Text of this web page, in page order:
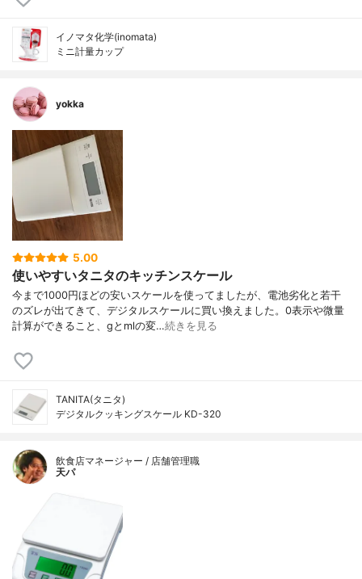
イノマタ化学(inomata)
ミニ計量カップ
yokka
5.00
使いやすいタニタのキッチンスケール
今まで1000円ほどの安いスケールを使ってましたが、電池劣化と若干
のズレが出てきて、デジタルスケールに買い換えました。0表示や微量
計算ができること、gとmlの変…続きを見る
TANITA(タニタ)
デジタルクッキングスケール KD-320
飲食店マネージャー / 店舗管理職
天パ